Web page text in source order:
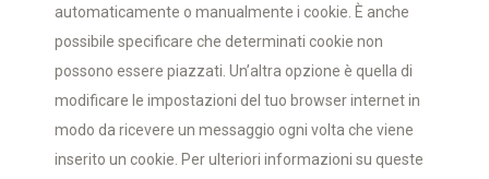
automaticamente o manualmente i cookie. È anche
possibile specificare che determinati cookie non
possono essere piazzati. Un’altra opzione è quella di
modificare le impostazioni del tuo browser internet in
modo da ricevere un messaggio ogni volta che viene
inserito un cookie. Per ulteriori informazioni su queste